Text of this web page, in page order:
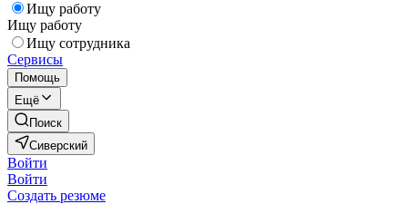
Ищу работу
Ищу работу
Ищу сотрудника
Сервисы
Помощь
Ещё
Поиск
Сиверский
Войти
Войти
Создать резюме